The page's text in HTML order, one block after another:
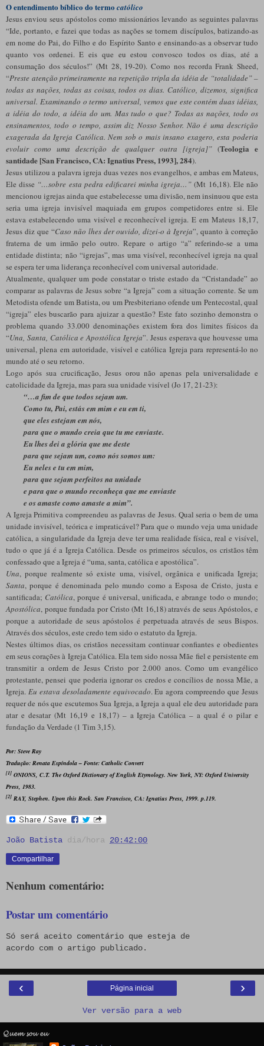
O entendimento bíblico do termo católico
Jesus enviou seus apóstolos como missionários levando as seguintes palavras
“Ide, portanto, e fazei que todas as nações se tornem discípulos, batizando-as
em nome do Pai, do Filho e do Espírito Santo e ensinando-as a observar tudo
quanto vos ordenei. E eis que eu estou convosco todos os dias, até a
consumação dos séculos!” (Mt 28, 19-20). Como nos recorda Frank Sheed,
“Preste atenção primeiramente na repetição tripla da idéia de “totalidade” –
todas as nações, todas as coisas, todos os dias. Católico, dizemos, significa
universal. Examinando o termo universal, vemos que este contém duas idéias,
a idéia do todo, a idéia do um. Mas tudo o que? Todas as nações, todo os
ensinamentos, todo o tempo, assim diz Nosso Senhor. Não é uma descrição
exagerada da Igreja Católica. Nem sob o mais insano exagero, esta poderia
evoluir como uma descrição de qualquer outra [igreja]” (Teologia e
santidade [San Francisco, CA: Ignatius Press, 1993], 284).
Jesus utilizou a palavra igreja duas vezes nos evangelhos, e ambas em Mateus,
Ele disse “…sobre esta pedra edificarei minha igreja…” (Mt 16,18). Ele não
mencionou igrejas ainda que estabelecesse uma divisão, nem insinuou que esta
seria uma igreja invisível maquiada em grupos competidores entre si. Ele
estava estabelecendo uma visível e reconhecível igreja. E em Mateus 18,17,
Jesus diz que “Caso não lhes der ouvido, dizei-o à Igreja”, quanto à correção
fraterna de um irmão pelo outro. Repare o artigo “a” referindo-se a uma
entidade distinta; não “igrejas”, mas uma visível, reconhecível igreja na qual
se espera ter uma liderança reconhecível com universal autoridade.
Atualmente, qualquer um pode constatar o triste estado da “Cristandade” ao
comparar as palavras de Jesus sobre “a Igreja” com a situação corrente. Se um
Metodista ofende um Batista, ou um Presbiteriano ofende um Pentecostal, qual
“igreja” eles buscarão para ajuizar a questão? Este fato sozinho demonstra o
problema quando 33.000 denominações existem fora dos limites físicos da
“Una, Santa, Católica e Apostólica Igreja”. Jesus esperava que houvesse uma
universal, plena em autoridade, visível e católica Igreja para representá-lo no
mundo até o seu retorno.
Logo após sua crucificação, Jesus orou não apenas pela universalidade e
catolicidade da Igreja, mas para sua unidade visível (Jo 17, 21-23):
“…a fim de que todos sejam um.
Como tu, Pai, estás em mim e eu em ti,
que eles estejam em nós,
para que o mundo creia que tu me enviaste.
Eu lhes dei a glória que me deste
para que sejam um, como nós somos um:
Eu neles e tu em mim,
para que sejam perfeitos na unidade
e para que o mundo reconheça que me enviaste
e os amaste como amaste a mim”.
A Igreja Primitiva compreendeu as palavras de Jesus. Qual seria o bem de uma
unidade invisível, teórica e impraticável? Para que o mundo veja uma unidade
católica, a singularidade da Igreja deve ter uma realidade física, real e visível,
tudo o que já é a Igreja Católica. Desde os primeiros séculos, os cristãos têm
confessado que a Igreja é “uma, santa, católica e apostólica”.
Una, porque realmente só existe uma, visível, orgânica e unificada Igreja;
Santa, porque é denominada pelo mundo como a Esposa de Cristo, justa e
santificada; Católica, porque é universal, unificada, e abrange todo o mundo;
Apostólica, porque fundada por Cristo (Mt 16,18) através de seus Apóstolos, e
porque a autoridade de seus apóstolos é perpetuada através de seus Bispos.
Através dos séculos, este credo tem sido o estatuto da Igreja.
Nestes últimos dias, os cristãos necessitam continuar confiantes e obedientes
em seus corações à Igreja Católica. Ela tem sido nossa Mãe fiel e persistente em
transmitir a ordem de Jesus Cristo por 2.000 anos. Como um evangélico
protestante, pensei que poderia ignorar os credos e concílios de nossa Mãe, a
Igreja. Eu estava desoladamente equivocado. Eu agora compreendo que Jesus
requer de nós que escutemos Sua Igreja, a Igreja a qual ele deu autoridade para
atar e desatar (Mt 16,19 e 18,17) – a Igreja Católica – a qual é o pilar e
fundação da Verdade (1 Tim 3,15).
Por: Steve Ray
Tradução: Renata Espíndola – Fonte: Catholic Convert
[1] ONIONS, C.T. The Oxford Dictionary of English Etymology. New York, NY: Oxford University
Press, 1983.
[2] RAY, Stephen. Upon this Rock. San Francisco, CA: Ignatius Press, 1999. p.119.
João Batista dia/hora 20:42:00
Compartilhar
Nenhum comentário:
Postar um comentário
Só será aceito comentário que esteja de
acordo com o artigo publicado.
‹ ›
Página inicial
Ver versão para a web
𝓠𝓾𝓮𝓶 𝓼𝓸𝓾 𝓮𝓾